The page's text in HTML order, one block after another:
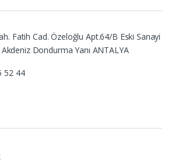
Fatih Cad. Özeloğlu Apt.64/B Eski Sanayi
Akdeniz Dondurma Yanı ANTALYA
52 44